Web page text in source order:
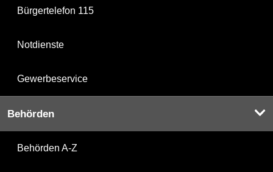
Bürgertelefon 115
Notdienste
Gewerbeservice
Behörden
Behörden A-Z